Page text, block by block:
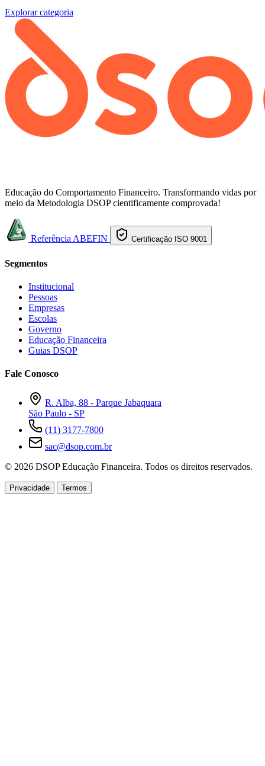
Explorar categoria
Educação do Comportamento Financeiro. Transformando vidas por
meio da Metodologia DSOP cientificamente comprovada!
Referência ABEFIN Certificação ISO 9001
Segmentos
Institucional
Pessoas
Empresas
Escolas
Governo
Educação Financeira
Guias DSOP
Fale Conosco
R. Alba, 88 - Parque Jabaquara
São Paulo - SP
(11) 3177-7800
sac@dsop.com.br
© 2026 DSOP Educação Financeira. Todos os direitos reservados.
Privacidade Termos